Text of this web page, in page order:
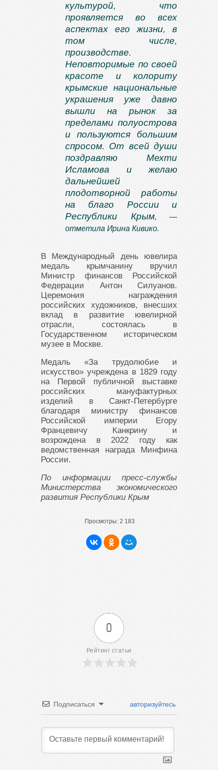
культурой, что
проявляется во всех
аспектах его жизни, в
том числе,
производстве.
Неповторимые по своей
красоте и колориту
крымские национальные
украшения уже давно
вышли на рынок за
пределами полуострова
и пользуются большим
спросом. От всей души
поздравляю Мехти
Исламова и желаю
дальнейшей
плодотворной работы
на благо России и
Республики Крым, —
отметила Ирина Кивико.
В Международный день ювелира
медаль крымчанину вручил
Министр финансов Российской
Федерации Антон Силуанов.
Церемония награждения
российских художников, внесших
вклад в развитие ювелирной
отрасли, состоялась в
Государственном историческом
музее в Москве.
Медаль «За трудолюбие и
искусство» учреждена в 1829 году
на Первой публичной выставке
российских мануфактурных
изделий в Санкт-Петербурге
благодаря министру финансов
Российской империи Егору
Францевичу Канкрину и
возрождена в 2022 году как
ведомственная награда Минфина
России.
По информации пресс-службы
Министерства экономического
развития Республики Крым
Просмотры: 2 183
0
Рейтинг статьи
Подписаться авторизуйтесь